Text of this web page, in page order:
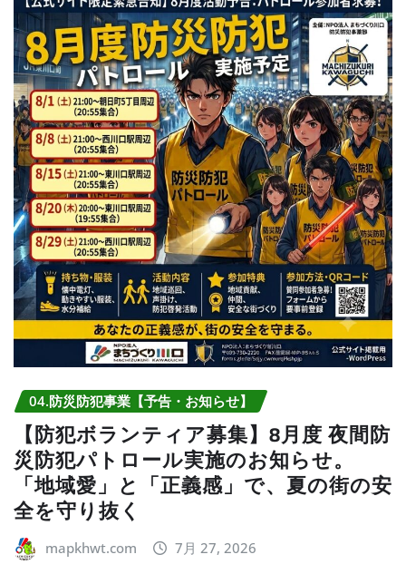
04.防災防犯事業【予告・お知らせ】
【防犯ボランティア募集】8月度 夜間防
災防犯パトロール実施のお知らせ。
「地域愛」と「正義感」で、夏の街の安
全を守り抜く
mapkhwt.com 7月 27, 2026